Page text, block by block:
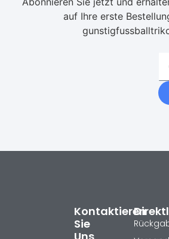
auf Ihre erste
Kontaktieren
Sie